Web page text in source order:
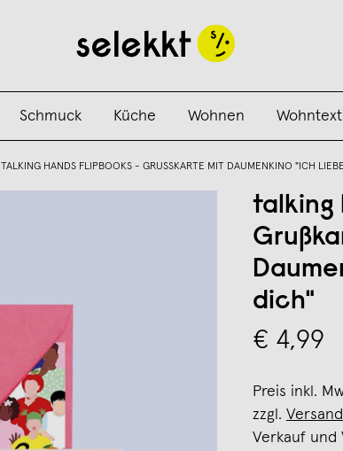
Schmuck Küche Wohnen
TALKING HANDS FLIPBOOKS - GRUSSKARTE MIT DAUMENKINO "ICH
talking
dich"
€ 4,99
Preis inkl.
zzgl. Versand
Verkauf und